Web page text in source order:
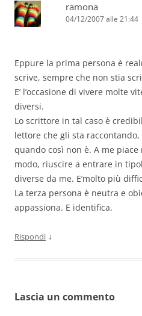
ramona
04/12/2007 alle 21:44
Eppure la prima persona è
scrive, sempre che non stia
E’ l’occasione di vivere molte
diversi.
Lo scrittore in tal caso è
lettore che gli sta
quando così non è. A me
modo, riuscire a entrare in
diverse da me. E’molto più
La terza persona è neutra e
appassiona. E identifica.
Rispondi ↓
Lascia un commento